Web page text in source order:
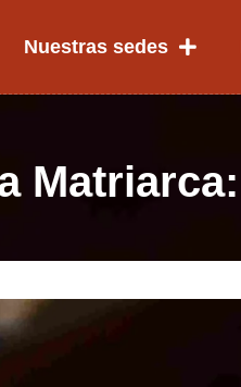
Nuestras sedes